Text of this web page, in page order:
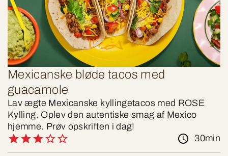
Mexicanske bløde tacos med
guacamole
Lav ægte Mexicanske kyllingetacos med ROSE
Kylling. Oplev den autentiske smag af Mexico
hjemme. Prøv opskriften i dag!
30min